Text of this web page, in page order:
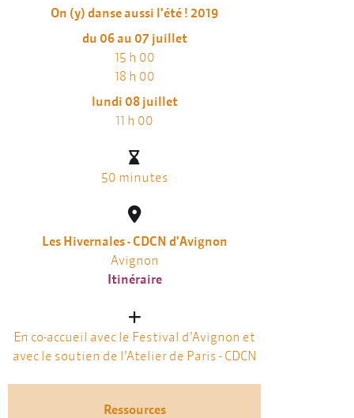
On (y) danse aussi l'été ! 2019
du 06 au 07 juillet
15 h 00
18 h 00
lundi 08 juillet
11 h 00
50 minutes
Les Hivernales - CDCN d'Avignon
Avignon
Itinéraire
En co-accueil avec le Festival d’Avignon et
avec le soutien de l’Atelier de Paris - CDCN
Ressources